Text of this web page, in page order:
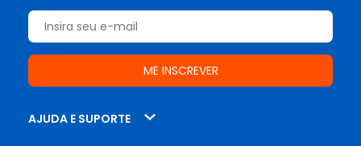
AJUDA E SUPORTE